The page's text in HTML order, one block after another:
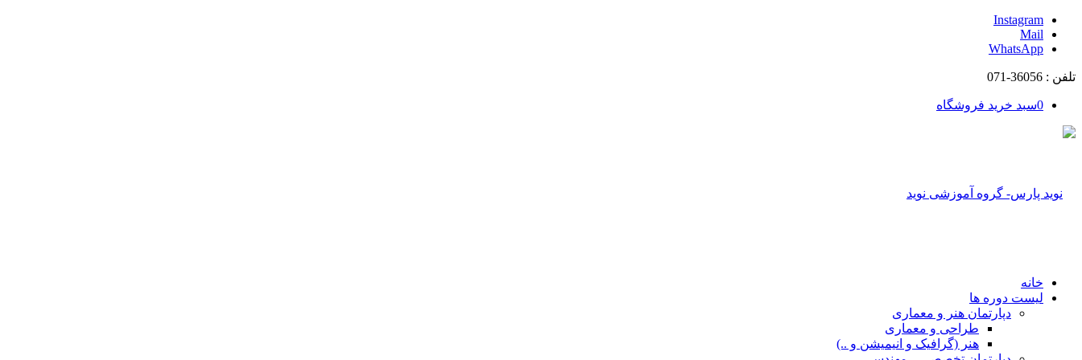
Instagram
Mail
WhatsApp
تلفن : 36056-071
0سبد خرید فروشگاه
خانه
لیست دوره ها
دپارتمان هنر و معماری
طراحی و معماری
هنر (گرافیک و انیمیشن و ..)